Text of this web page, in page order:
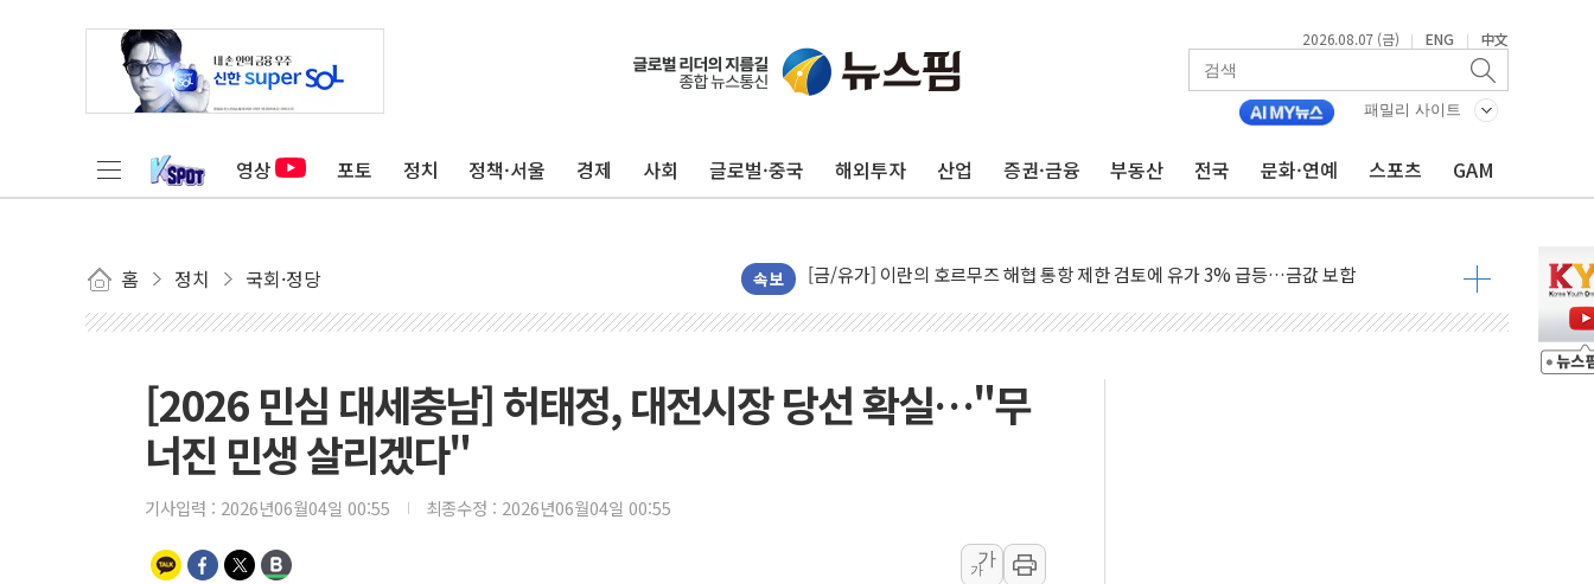
2026.08.07 (금) | ENG | 中文
패밀리 사이트
영상 포토 정치 정책·서울 경제 사회 글로벌·중국 해외투자 산업 증권·금융 부동산 전국 문화·연예 스포츠 GAM
홈 정치 국회·정당 속보
트럼프, '원정출산 시민권 차단' 행정명령 서명…출생시민권 제한 재시동
트럼프 "이란전 조만간 끝날 것"…군수품 부족설 일축 "막대한 무기 보유"
세금 부담 커진 고가 1주택자…맞교환·재매수·다운사이징 '저울질'
현대리바트, 원가 개선으로 실적 방어…다음 과제는 '외형 확대'
뉴욕증시, 유가·금리 부담에 하락…다우 5거래일 랠리 '마침표'
이란, 오만과 호르무즈 해협 재개방 합의 막바지.."美와 직접 협상 없어"
李대통령, 오늘 부동산 정책 점검 2차 회의…주택 공급 대책 막바지 조율할 듯
[오늘의 정치일정] 8월 7일(금)
리투아니아 국방 "러, 우크라 드론으로 나토 회원국 공격 검토… 거짓 깃발 작전"
[2026 민심 대세충남] 허태정, 대전시장 당선 확실…"무
너진 민생 살리겠다"
기사입력 : 2026년06월04일 00:55 최종수정 : 2026년06월04일 00:55
가
가